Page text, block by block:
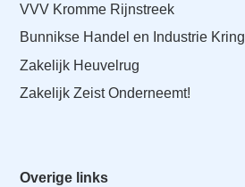
VVV Kromme Rijnstreek
Bunnikse Handel en Industrie Kring
Zakelijk Heuvelrug
Zakelijk Zeist Onderneemt!
Overige links